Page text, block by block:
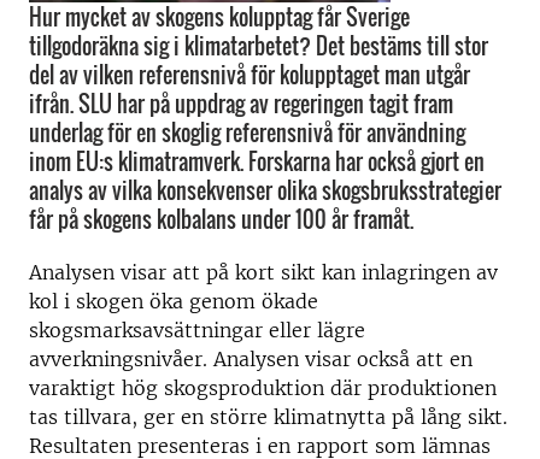
Hur mycket av skogens kolupptag får Sverige
tillgodoräkna sig i klimatarbetet? Det bestäms till stor
del av vilken referensnivå för kolupptaget man utgår
ifrån. SLU har på uppdrag av regeringen tagit fram
underlag för en skoglig referensnivå för användning
inom EU:s klimatramverk. Forskarna har också gjort en
analys av vilka konsekvenser olika skogsbruksstrategier
får på skogens kolbalans under 100 år framåt.
Analysen visar att på kort sikt kan inlagringen av
kol i skogen öka genom ökade
skogsmarksavsättningar eller lägre
avverkningsnivåer. Analysen visar också att en
varaktigt hög skogsproduktion där produktionen
tas tillvara, ger en större klimatnytta på lång sikt.
Resultaten presenteras i en rapport som lämnas